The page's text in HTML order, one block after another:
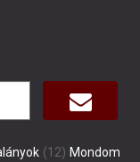
(12) Mondom